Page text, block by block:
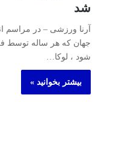
شد
آرنا ورزشی – در مراسم
جهان که هر ساله توسط
شود ، لوکا…
بیشتر بخوانید »